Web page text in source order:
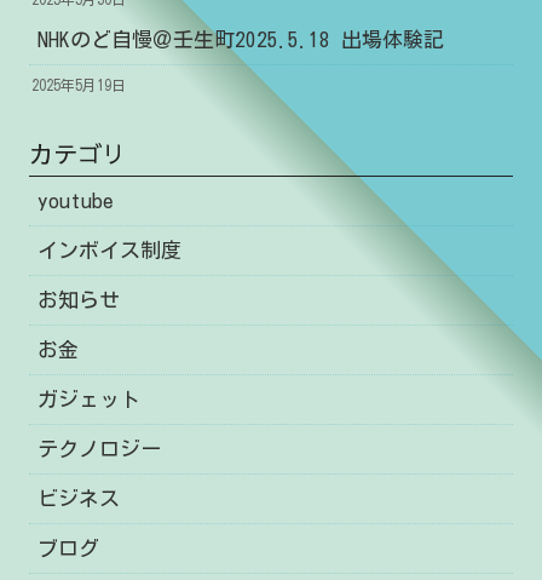
NHKのど自慢＠壬生町2025.5.18 出場体験記
2025年5月19日
カテゴリ
youtube
インボイス制度
お知らせ
お金
ガジェット
テクノロジー
ビジネス
ブログ